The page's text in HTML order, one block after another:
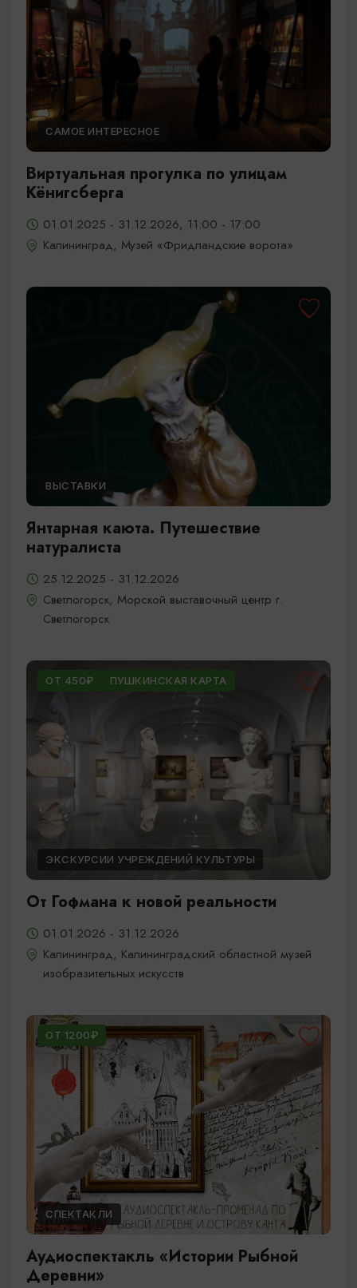
САМОЕ ИНТЕРЕСНОЕ
Виртуальная прогулка по улицам
Кёнигсберга
01.01.2025 - 31.12.2026, 11:00 - 17:00
Калининград, Музей «Фридландские ворота»
ВЫСТАВКИ
Янтарная каюта. Путешествие
натуралиста
25.12.2025 - 31.12.2026
Светлогорск, Морской выставочный центр г.
Светлогорск
ОТ 450₽ ПУШКИНСКАЯ КАРТА
ЭКСКУРСИИ УЧРЕЖДЕНИЙ КУЛЬТУРЫ
От Гофмана к новой реальности
01.01.2026 - 31.12.2026
Калининград, Калининградский областной музей
изобразительных искусств
ОТ 1200₽
СПЕКТАКЛИ
Аудиоспектакль «Истории Рыбной
Деревни»